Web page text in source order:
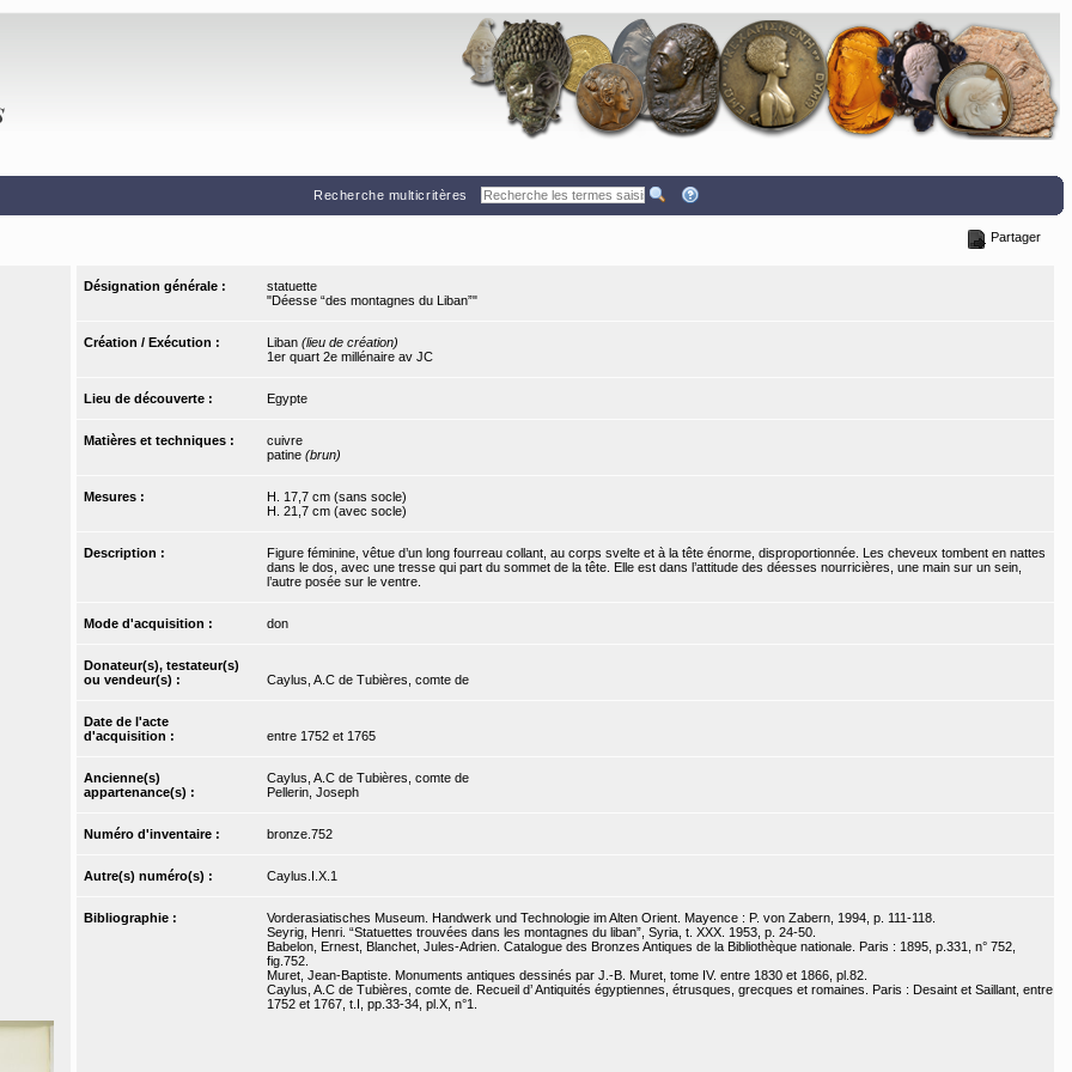
Recherche multicritères
Partager
Désignation générale :
statuette
"Déesse “des montagnes du Liban”"
Création / Exécution : Liban (lieu de création)
1er quart 2e millénaire av JC
Lieu de découverte : Egypte
Matières et techniques :
cuivre
patine (brun)
Mesures :
H. 17,7 cm (sans socle)
H. 21,7 cm (avec socle)
Description :
Figure féminine, vêtue d’un long fourreau collant, au corps svelte et à la tête énorme, disproportionnée. Les cheveux tombent en nattes
dans le dos, avec une tresse qui part du sommet de la tête. Elle est dans l’attitude des déesses nourricières, une main sur un sein,
l’autre posée sur le ventre.
Mode d'acquisition : don
Donateur(s), testateur(s)
ou vendeur(s) :
Caylus, A.C de Tubières, comte de
Date de l'acte
d'acquisition :
entre 1752 et 1765
Ancienne(s)
appartenance(s) :
Caylus, A.C de Tubières, comte de
Pellerin, Joseph
Numéro d'inventaire : bronze.752
Autre(s) numéro(s) : Caylus.I.X.1
Bibliographie :
Vorderasiatisches Museum. Handwerk und Technologie im Alten Orient. Mayence : P. von Zabern, 1994, p. 111-118.
Seyrig, Henri. “Statuettes trouvées dans les montagnes du liban”, Syria, t. XXX. 1953, p. 24-50.
Babelon, Ernest, Blanchet, Jules-Adrien. Catalogue des Bronzes Antiques de la Bibliothèque nationale. Paris : 1895, p.331, n° 752,
fig.752.
Muret, Jean-Baptiste. Monuments antiques dessinés par J.-B. Muret, tome IV. entre 1830 et 1866, pl.82.
Caylus, A.C de Tubières, comte de. Recueil d’ Antiquités égyptiennes, étrusques, grecques et romaines. Paris : Desaint et Saillant, entre
1752 et 1767, t.I, pp.33-34, pl.X, n°1.